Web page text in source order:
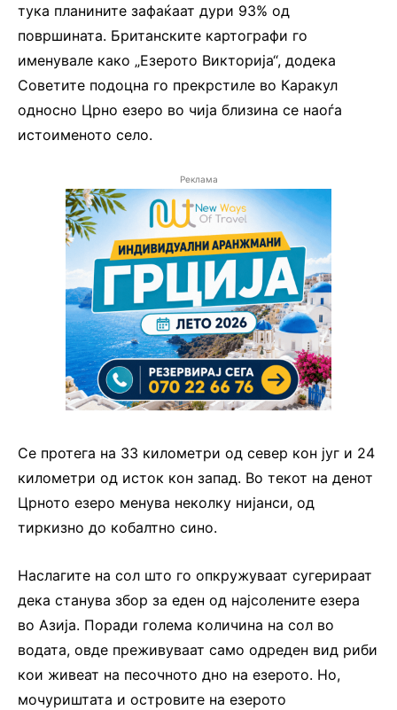
тука планините зафаќаат дури 93% од
површината. Британските картографи го
именувале како „Езерото Викторија“, додека
Советите подоцна го прекрстиле во Каракул
односно Црно езеро во чија близина се наоѓа
истоименото село.
Реклама
Се протега на 33 километри од север кон југ и 24
километри од исток кон запад. Во текот на денот
Црното езеро менува неколку нијанси, од
тиркизно до кобалтно сино.
Наслагите на сол што го опкружуваат сугерираат
дека станува збор за еден од најсолените езера
во Азија. Поради голема количина на сол во
водата, овде преживуваат само одреден вид риби
кои живеат на песочното дно на езерото. Но,
мочуриштата и островите на езерото